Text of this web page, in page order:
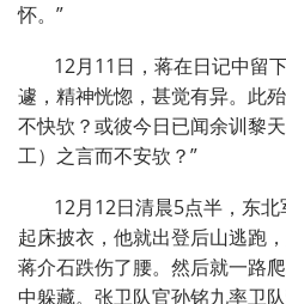
怀。”
12月11日，蒋在日记中留
遽，精神恍惚，甚觉有异。此
不快欤？或彼今日已闻余训黎
工）之言而不安欤？”
12月12日清晨5点半，东
起床披衣，他就出登后山逃跑
蒋介石跌伤了腰。然后就一路
中躲藏。张卫队官孙铭九率卫